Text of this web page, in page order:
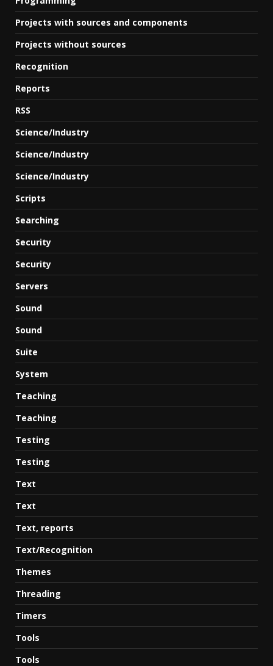
Projects with sources and components
Projects without sources
Recognition
Reports
RSS
Science/Industry
Science/Industry
Science/Industry
Scripts
Searching
Security
Security
Servers
Sound
Sound
Suite
System
Teaching
Teaching
Testing
Testing
Text
Text
Text, reports
Text/Recognition
Themes
Threading
Timers
Tools
Tools